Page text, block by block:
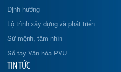
Định hướng
Lộ trình xây dựng và phát triển
Sứ mệnh, tầm nhìn
Sổ tay Văn hóa PVU
TIN TỨC